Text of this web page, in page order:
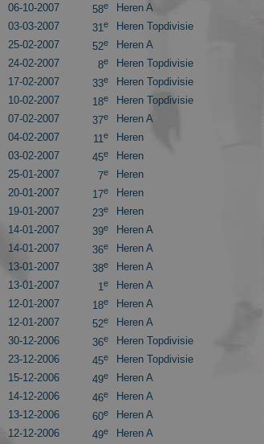
06-10-2007
58e Heren A
03-03-2007
31e Heren Topdivisie
25-02-2007
52e Heren A
24-02-2007
8e Heren Topdivisie
17-02-2007
33e Heren Topdivisie
10-02-2007
18e Heren Topdivisie
07-02-2007
37e Heren A
04-02-2007
11e Heren
03-02-2007
45e Heren
25-01-2007
7e Heren
20-01-2007
17e Heren
19-01-2007
23e Heren
14-01-2007
39e Heren A
14-01-2007
36e Heren A
13-01-2007
38e Heren A
13-01-2007
1e Heren A
12-01-2007
18e Heren A
12-01-2007
52e Heren A
30-12-2006
36e Heren Topdivisie
23-12-2006
45e Heren Topdivisie
15-12-2006
49e Heren A
14-12-2006
46e Heren A
13-12-2006
60e Heren A
12-12-2006
49e Heren A